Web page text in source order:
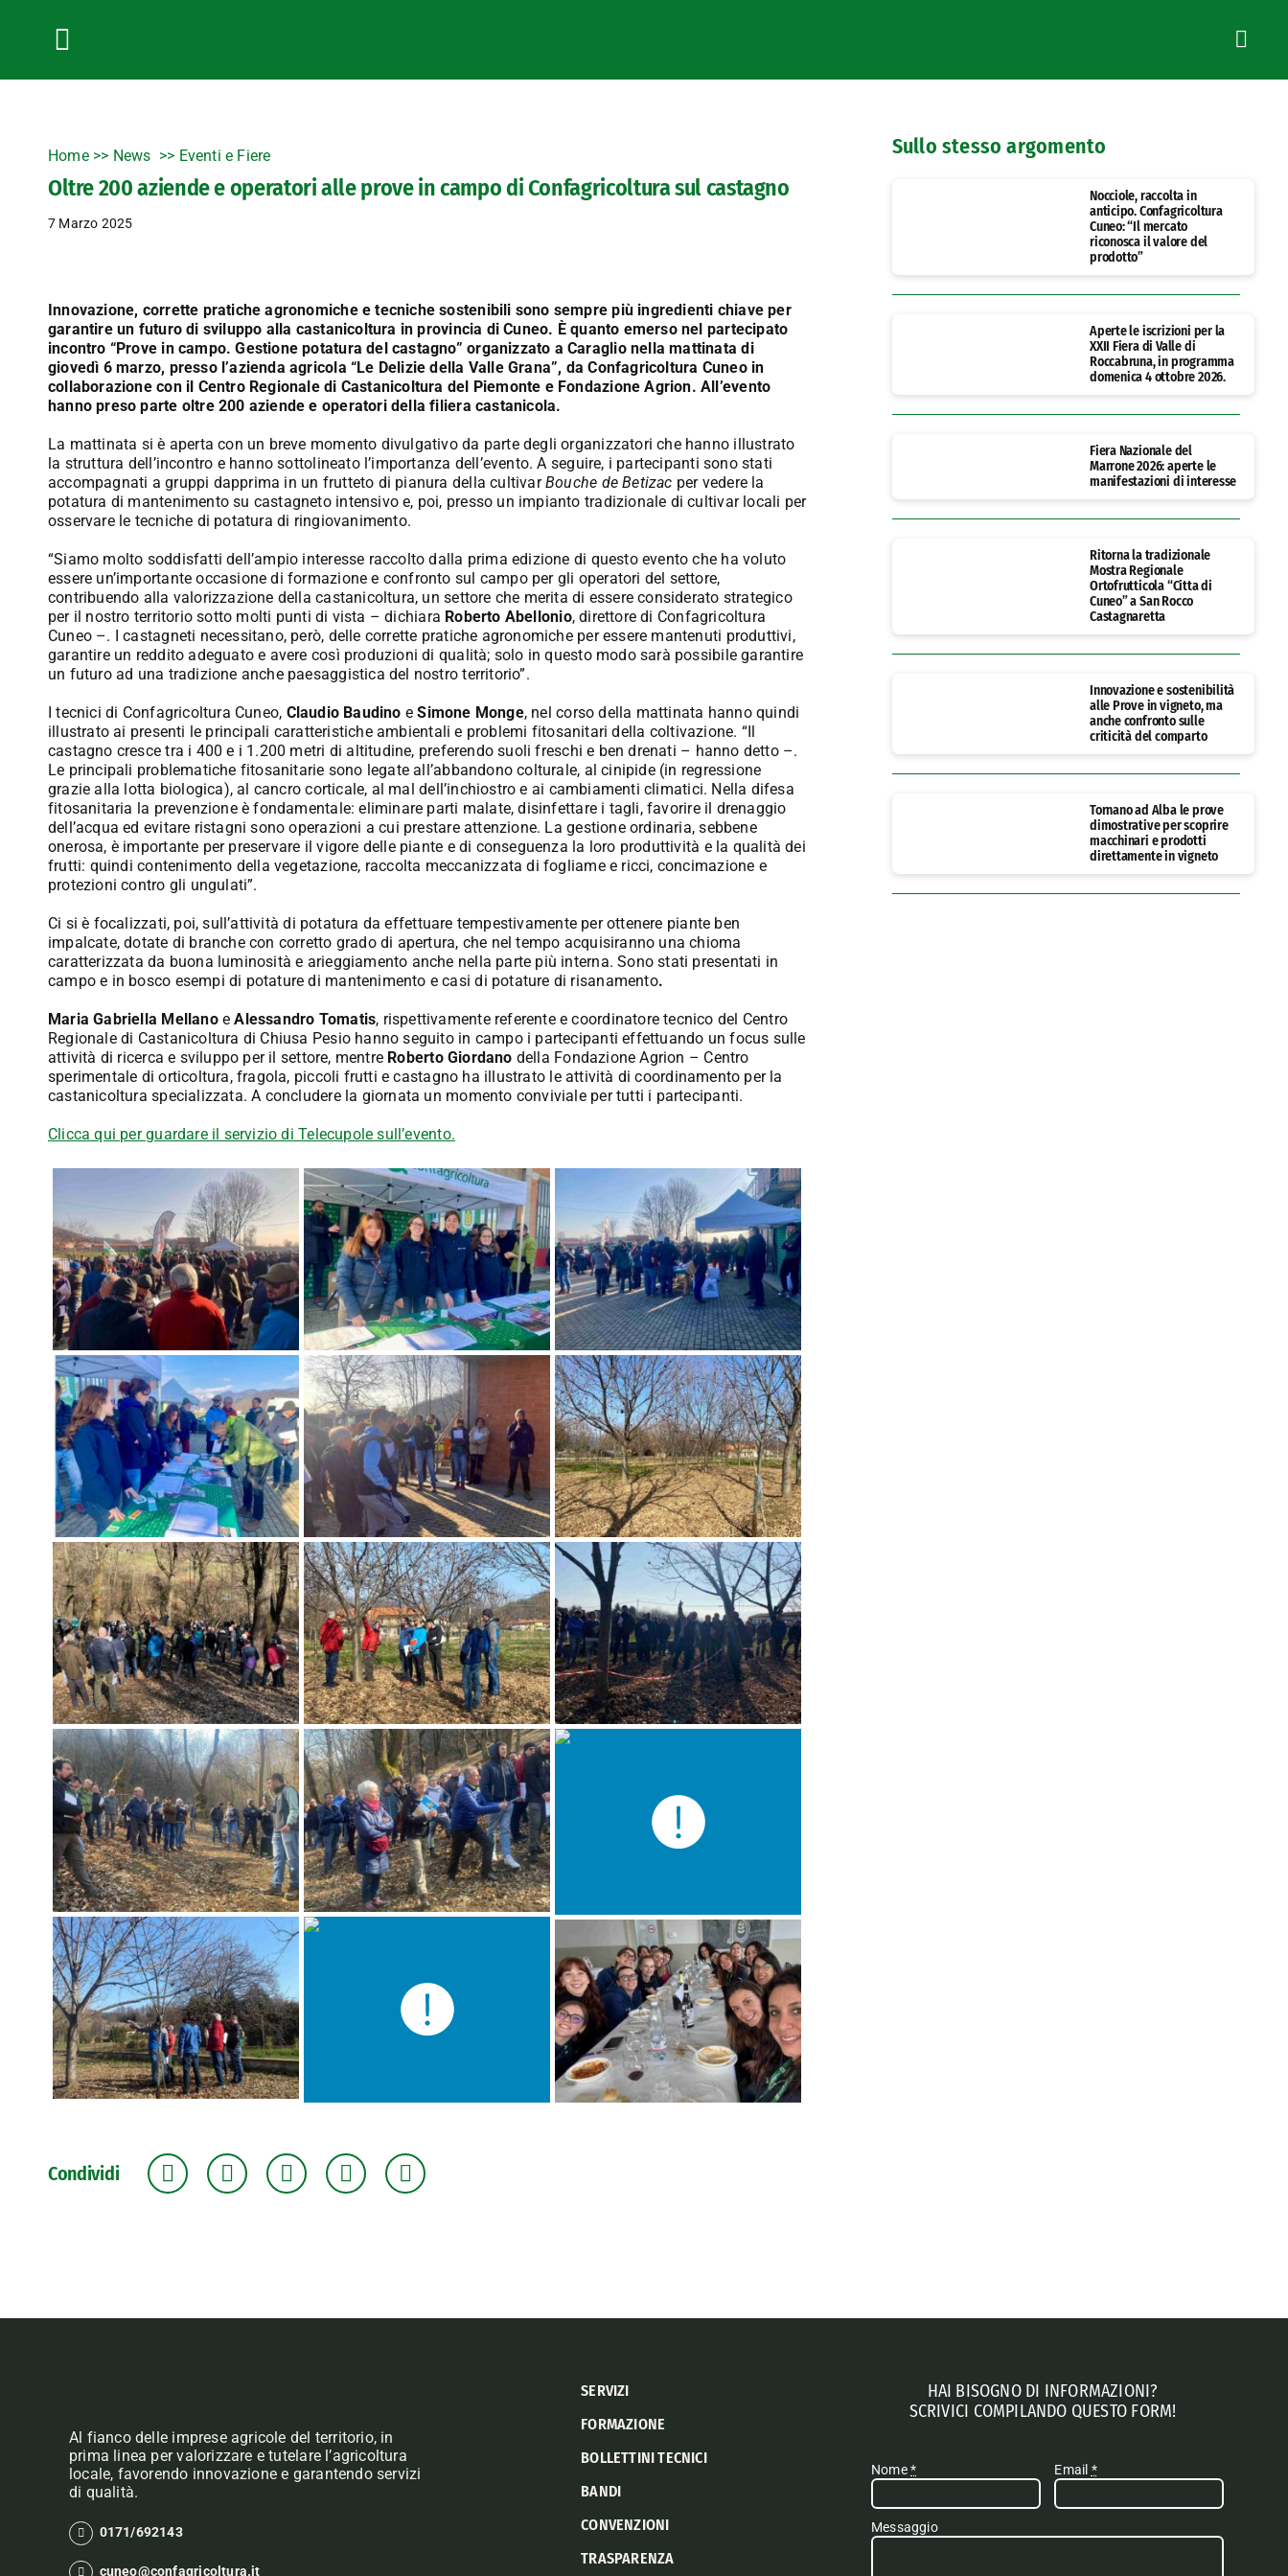
Toggle
Navigation
Home>> News Eventi e Fiere
Oltre 200 aziende e operatori alle prove in campo di Confagricoltura sul castagno
7 Marzo 2025
Innovazione, corrette pratiche agronomiche e tecniche sostenibili sono sempre più ingredienti chiave per
garantire un futuro di sviluppo alla castanicoltura in provincia di Cuneo. È quanto emerso nel partecipato
incontro “Prove in campo. Gestione potatura del castagno” organizzato a Caraglio nella mattinata di
giovedì 6 marzo, presso l’azienda agricola “Le Delizie della Valle Grana”, da Confagricoltura Cuneo in
collaborazione con il Centro Regionale di Castanicoltura del Piemonte e Fondazione Agrion. All’evento
hanno preso parte oltre 200 aziende e operatori della filiera castanicola.
La mattinata si è aperta con un breve momento divulgativo da parte degli organizzatori che hanno illustrato
la struttura dell’incontro e hanno sottolineato l’importanza dell’evento. A seguire, i partecipanti sono stati
accompagnati a gruppi dapprima in un frutteto di pianura della cultivarBouche de Betizac per vedere la
potatura di mantenimento su castagneto intensivo e, poi, presso un impianto tradizionale di cultivar locali per
osservare le tecniche di potatura di ringiovanimento.
“Siamo molto soddisfatti dell’ampio interesse raccolto dalla prima edizione di questo evento che ha voluto
essere un’importante occasione di formazione e confronto sul campo per gli operatori del settore,
contribuendo alla valorizzazione della castanicoltura, un settore che merita di essere considerato strategico
per il nostro territorio sotto molti punti di vista – dichiara Roberto Abellonio, direttore di Confagricoltura
Cuneo –. I castagneti necessitano, però, delle corrette pratiche agronomiche per essere mantenuti produttivi,
garantire un reddito adeguato e avere così produzioni di qualità; solo in questo modo sarà possibile garantire
un futuro ad una tradizione anche paesaggistica del nostro territorio”.
I tecnici di Confagricoltura Cuneo, Claudio Baudino e Simone Monge, nel corso della mattinata hanno quindi
illustrato ai presenti le principali caratteristiche ambientali e problemi fitosanitari della coltivazione. “Il
castagno cresce tra i 400 e i 1.200 metri di altitudine, preferendo suoli freschi e ben drenati – hanno detto –.
Le principali problematiche fitosanitarie sono legate all’abbandono colturale, al cinipide (in regressione
grazie alla lotta biologica), al cancro corticale, al mal dell’inchiostro e ai cambiamenti climatici. Nella difesa
fitosanitaria la prevenzione è fondamentale: eliminare parti malate, disinfettare i tagli, favorire il drenaggio
dell’acqua ed evitare ristagni sono operazioni a cui prestare attenzione. La gestione ordinaria, sebbene
onerosa, è importante per preservare il vigore delle piante e di conseguenza la loro produttività e la qualità dei
frutti: quindi contenimento della vegetazione, raccolta meccanizzata di fogliame e ricci, concimazione e
protezioni contro gli ungulati”.
Ci si è focalizzati, poi, sull’attività di potatura da effettuare tempestivamente per ottenere piante ben
impalcate, dotate di branche con corretto grado di apertura, che nel tempo acquisiranno una chioma
caratterizzata da buona luminosità e arieggiamento anche nella parte più interna. Sono stati presentati in
campo e in bosco esempi di potature di mantenimento e casi di potature di risanamento.
Maria Gabriella Mellano eAlessandro Tomatis, rispettivamente referente e coordinatore tecnico del Centro
Regionale di Castanicoltura di Chiusa Pesio hanno seguito in campo i partecipanti effettuando un focus sulle
attività di ricerca e sviluppo per il settore, mentre Roberto Giordano della Fondazione Agrion – Centro
sperimentale di orticoltura, fragola, piccoli frutti e castagno ha illustrato le attività di coordinamento per la
castanicoltura specializzata. A concludere la giornata un momento conviviale per tutti i partecipanti.
Clicca qui per guardare il servizio di Telecupole sull’evento.
Condividi
Sullo stesso argomento
Nocciole, raccolta in
anticipo. Confagricoltura
Cuneo: “Il mercato
riconosca il valore del
prodotto”
Aperte le iscrizioni per la
XXII Fiera di Valle di
Roccabruna, in programma
domenica 4 ottobre 2026.
Fiera Nazionale del
Marrone 2026: aperte le
manifestazioni di interesse
Ritorna la tradizionale
Mostra Regionale
Ortofrutticola “Citta di
Cuneo” a San Rocco
Castagnaretta
Innovazione e sostenibilità
alle Prove in vigneto, ma
anche confronto sulle
criticità del comparto
Tornano ad Alba le prove
dimostrative per scoprire
macchinari e prodotti
direttamente in vigneto
Al fianco delle imprese agricole del territorio, in
prima linea per valorizzare e tutelare l’agricoltura
locale, favorendo innovazione e garantendo servizi
di qualità.
0171/692143
cuneo@confagricoltura.it
SERVIZI
FORMAZIONE
BOLLETTINI TECNICI
BANDI
CONVENZIONI
TRASPARENZA
HAI BISOGNO DI INFORMAZIONI?
SCRIVICI COMPILANDO QUESTO FORM!
Nome* Email *
Messaggio